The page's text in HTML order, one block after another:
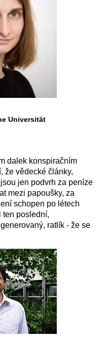
Universität
dalek konspiračním
že vědecké články,
jen podvrh za peníze
mezi papoušky, za
schopen po létech
ten poslední,
ratlík - že se